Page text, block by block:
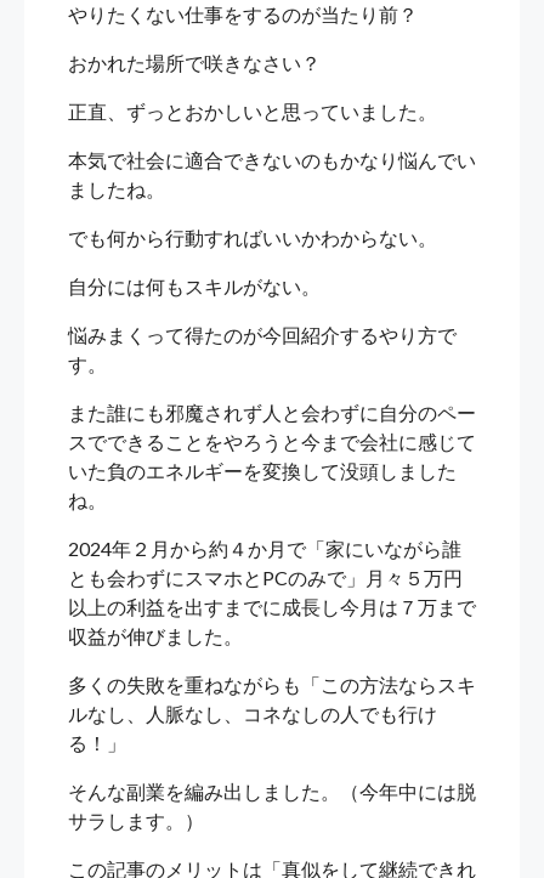
やりたくない仕事をするのが当たり前？
おかれた場所で咲きなさい？
正直、ずっとおかしいと思っていました。
本気で社会に適合できないのもかなり悩んでい
ましたね。
でも何から行動すればいいかわからない。
自分には何もスキルがない。
悩みまくって得たのが今回紹介するやり方で
す。
また誰にも邪魔されず人と会わずに自分のペー
スでできることをやろうと今まで会社に感じて
いた負のエネルギーを変換して没頭しました
ね。
2024年２月から約４か月で「家にいながら誰
とも会わずにスマホとPCのみで」月々５万円
以上の利益を出すまでに成長し今月は７万まで
収益が伸びました。
多くの失敗を重ねながらも「この方法ならスキ
ルなし、人脈なし、コネなしの人でも行け
る！」
そんな副業を編み出しました。（今年中には脱
サラします。）
この記事のメリットは「真似をして継続できれ